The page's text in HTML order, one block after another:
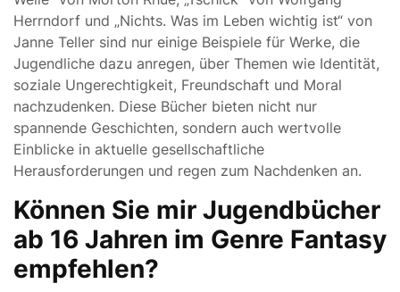
Herrndorf und „Nichts. Was im Leben wichtig ist“ von
Janne Teller sind nur einige Beispiele für Werke, die
Jugendliche dazu anregen, über Themen wie Identität,
soziale Ungerechtigkeit, Freundschaft und Moral
nachzudenken. Diese Bücher bieten nicht nur
spannende Geschichten, sondern auch wertvolle
Einblicke in aktuelle gesellschaftliche
Herausforderungen und regen zum Nachdenken an.
Können Sie mir Jugendbücher
ab 16 Jahren im Genre Fantasy
empfehlen?